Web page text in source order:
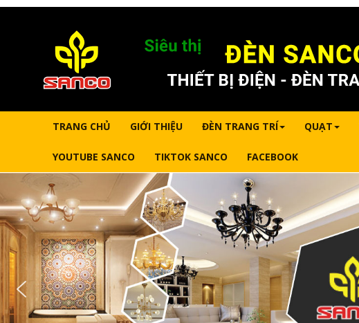
TRANG CHỦ GIỚI THIỆU ĐÈN TRANG TRÍ QUẠT
YOUTUBE SANCO TIKTOK SANCO FACEBOOK